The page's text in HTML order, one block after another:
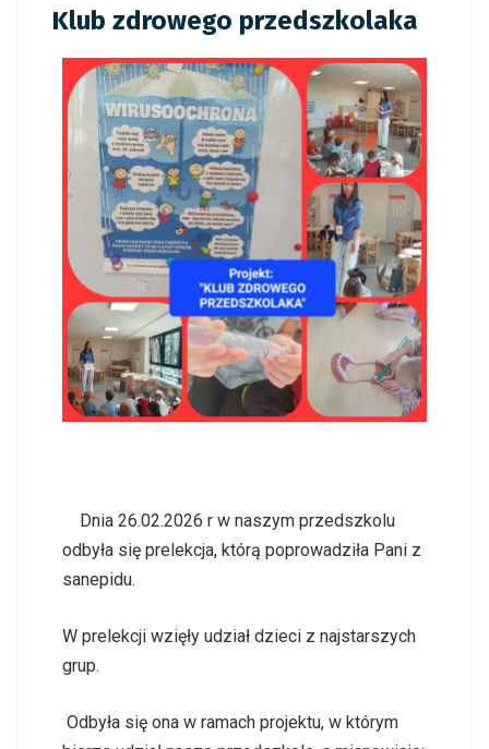
Klub zdrowego przedszkolaka
Dnia 26.02.2026 r w naszym przedszkolu
odbyła się prelekcja, którą poprowadziła Pani z
sanepidu.
W prelekcji wzięły udział dzieci z najstarszych
grup.
Odbyła się ona w ramach projektu, w którym